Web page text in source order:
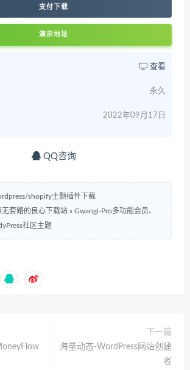
支付下载
演示地址
查看
永久
2022年09月17日
QQ咨询
shopify主题插件下载
套路的良心下载站 » Gwangi-Pro多功能会员、
社区主题
下一篇
海量动态-WordPress网站创建
者